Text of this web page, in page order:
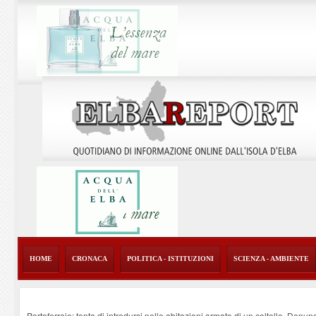
HOME CRONACA POLITICA - ISTITUZIONI SCIENZA - AMBIENTE